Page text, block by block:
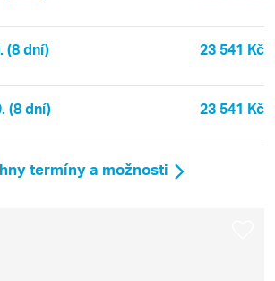
(8 dní) 23 541 Kč
(8 dní) 23 541 Kč
termíny a možnosti